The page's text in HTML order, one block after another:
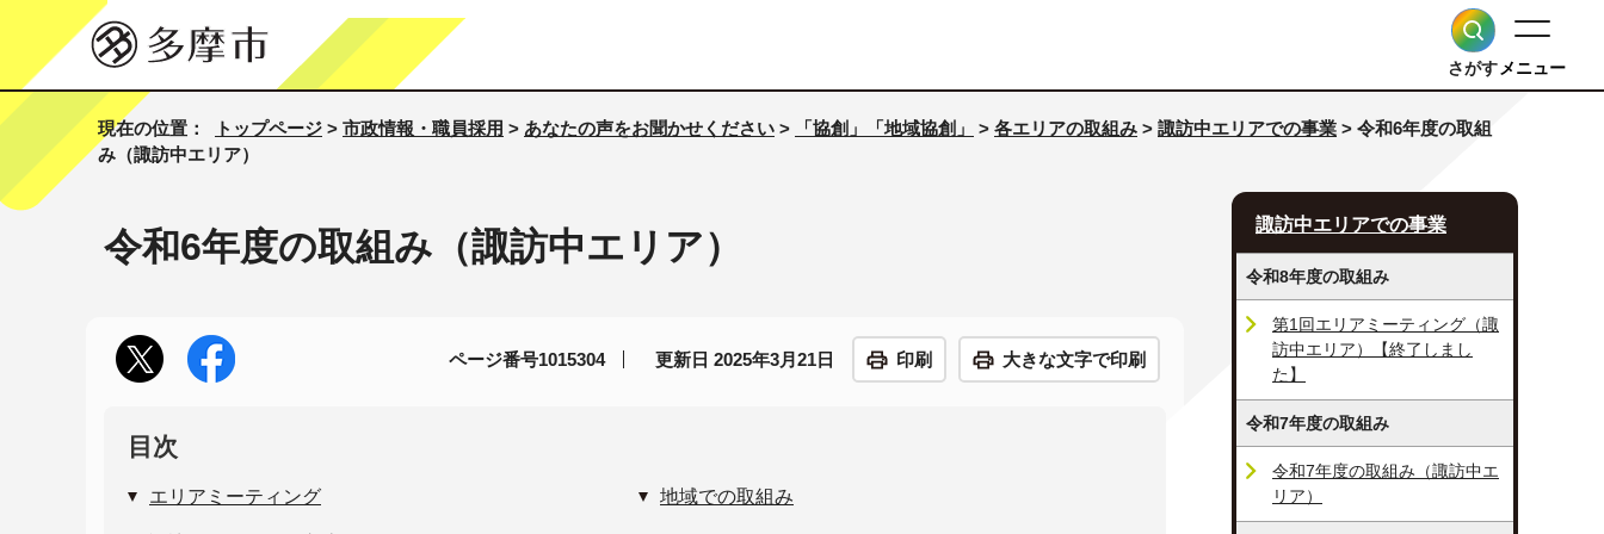
さがすメニュー
現在の位置： トップページ > 市政情報・職員採用 > あなたの声をお聞かせください > 「協創」「地域協創」 > 各エリアの取組み > 諏訪中エリアでの事業 > 令和6年度の取組
み（諏訪中エリア）
令和6年度の取組み（諏訪中エリア）
ページ番号1015304 更新日 2025年3月21日 印刷 大きな文字で印刷
目次
エリアミーティング 地域での取組み
諏訪中エリアでの事業
令和8年度の取組み
第1回エリアミーティング（諏
訪中エリア）【終了しまし
た】
令和7年度の取組み
令和7年度の取組み（諏訪中エ
リア）